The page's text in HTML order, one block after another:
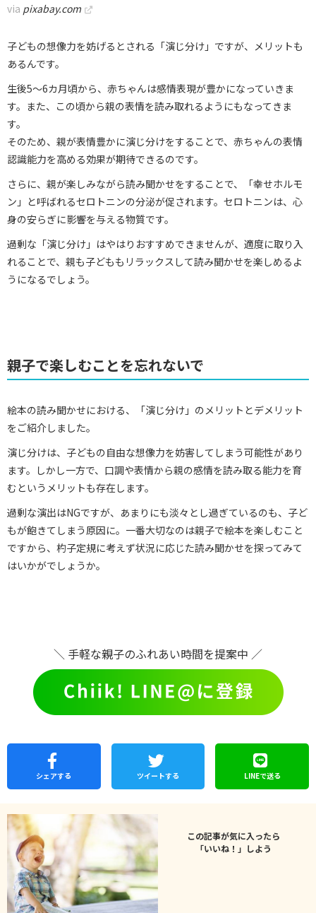
via pixabay.com
子どもの想像力を妨げるとされる「演じ分け」ですが、メリットも
あるんです。
生後5～6カ月頃から、赤ちゃんは感情表現が豊かになっていきま
す。また、この頃から親の表情を読み取れるようにもなってきま
す。
そのため、親が表情豊かに演じ分けをすることで、赤ちゃんの表情
認識能力を高める効果が期待できるのです。
さらに、親が楽しみながら読み聞かせをすることで、「幸せホルモ
ン」と呼ばれるセロトニンの分泌が促されます。セロトニンは、心
身の安らぎに影響を与える物質です。
過剰な「演じ分け」はやはりおすすめできませんが、適度に取り入
れることで、親も子どももリラックスして読み聞かせを楽しめるよ
うになるでしょう。
親子で楽しむことを忘れないで
絵本の読み聞かせにおける、「演じ分け」のメリットとデメリット
をご紹介しました。
演じ分けは、子どもの自由な想像力を妨害してしまう可能性があり
ます。しかし一方で、口調や表情から親の感情を読み取る能力を育
むというメリットも存在します。
過剰な演出はNGですが、あまりにも淡々とし過ぎているのも、子ど
もが飽きてしまう原因に。一番大切なのは親子で絵本を楽しむこと
ですから、杓子定規に考えず状況に応じた読み聞かせを探ってみて
はいかがでしょうか。
＼ 手軽な親子のふれあい時間を提案中 ／
シェアする ツイートする LINEで送る
この記事が気に入ったら
「いいね！」しよう